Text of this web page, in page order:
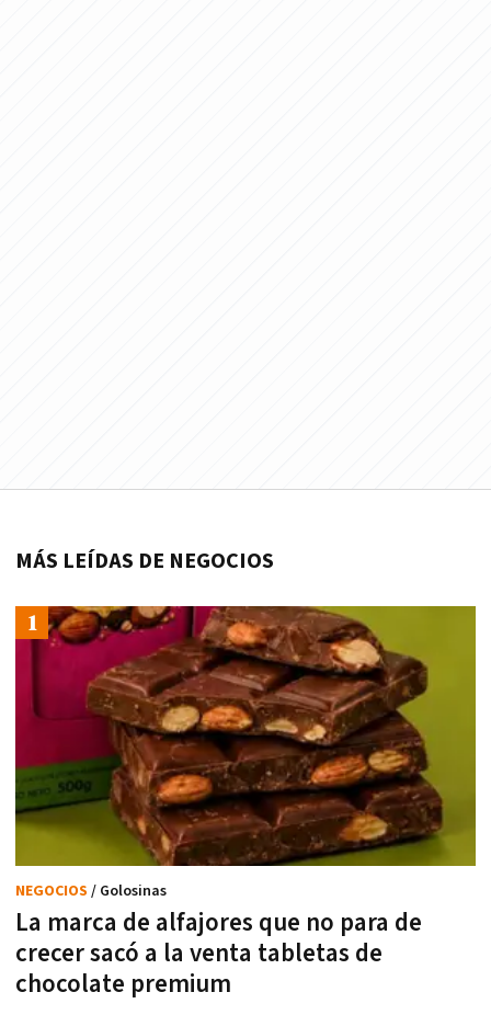
MÁS LEÍDAS DE NEGOCIOS
La marca de alfajores que no para de
crecer sacó a la venta tabletas de
chocolate premium
NEGOCIOS / Golosinas